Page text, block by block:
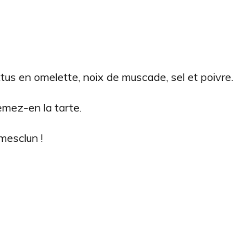
en omelette, noix de muscade, sel et poivre.
en la tarte.
!